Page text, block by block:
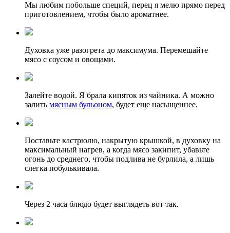
Мы любим побольше специй, перец я мелю прямо перед
приготовлением, чтобы было ароматнее.
Духовка уже разогрета до максимума. Перемешайте
мясо с соусом и овощами.
Залейте водой. Я брала кипяток из чайника. А можно
залить мясным бульоном, будет еще насыщеннее.
Поставьте кастрюлю, накрытую крышкой, в духовку на
максимальный нагрев, а когда мясо закипит, убавьте
огонь до среднего, чтобы подлива не бурлила, а лишь
слегка побулькивала.
Через 2 часа блюдо будет выглядеть вот так.